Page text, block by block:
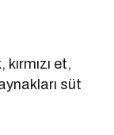
et,
süt